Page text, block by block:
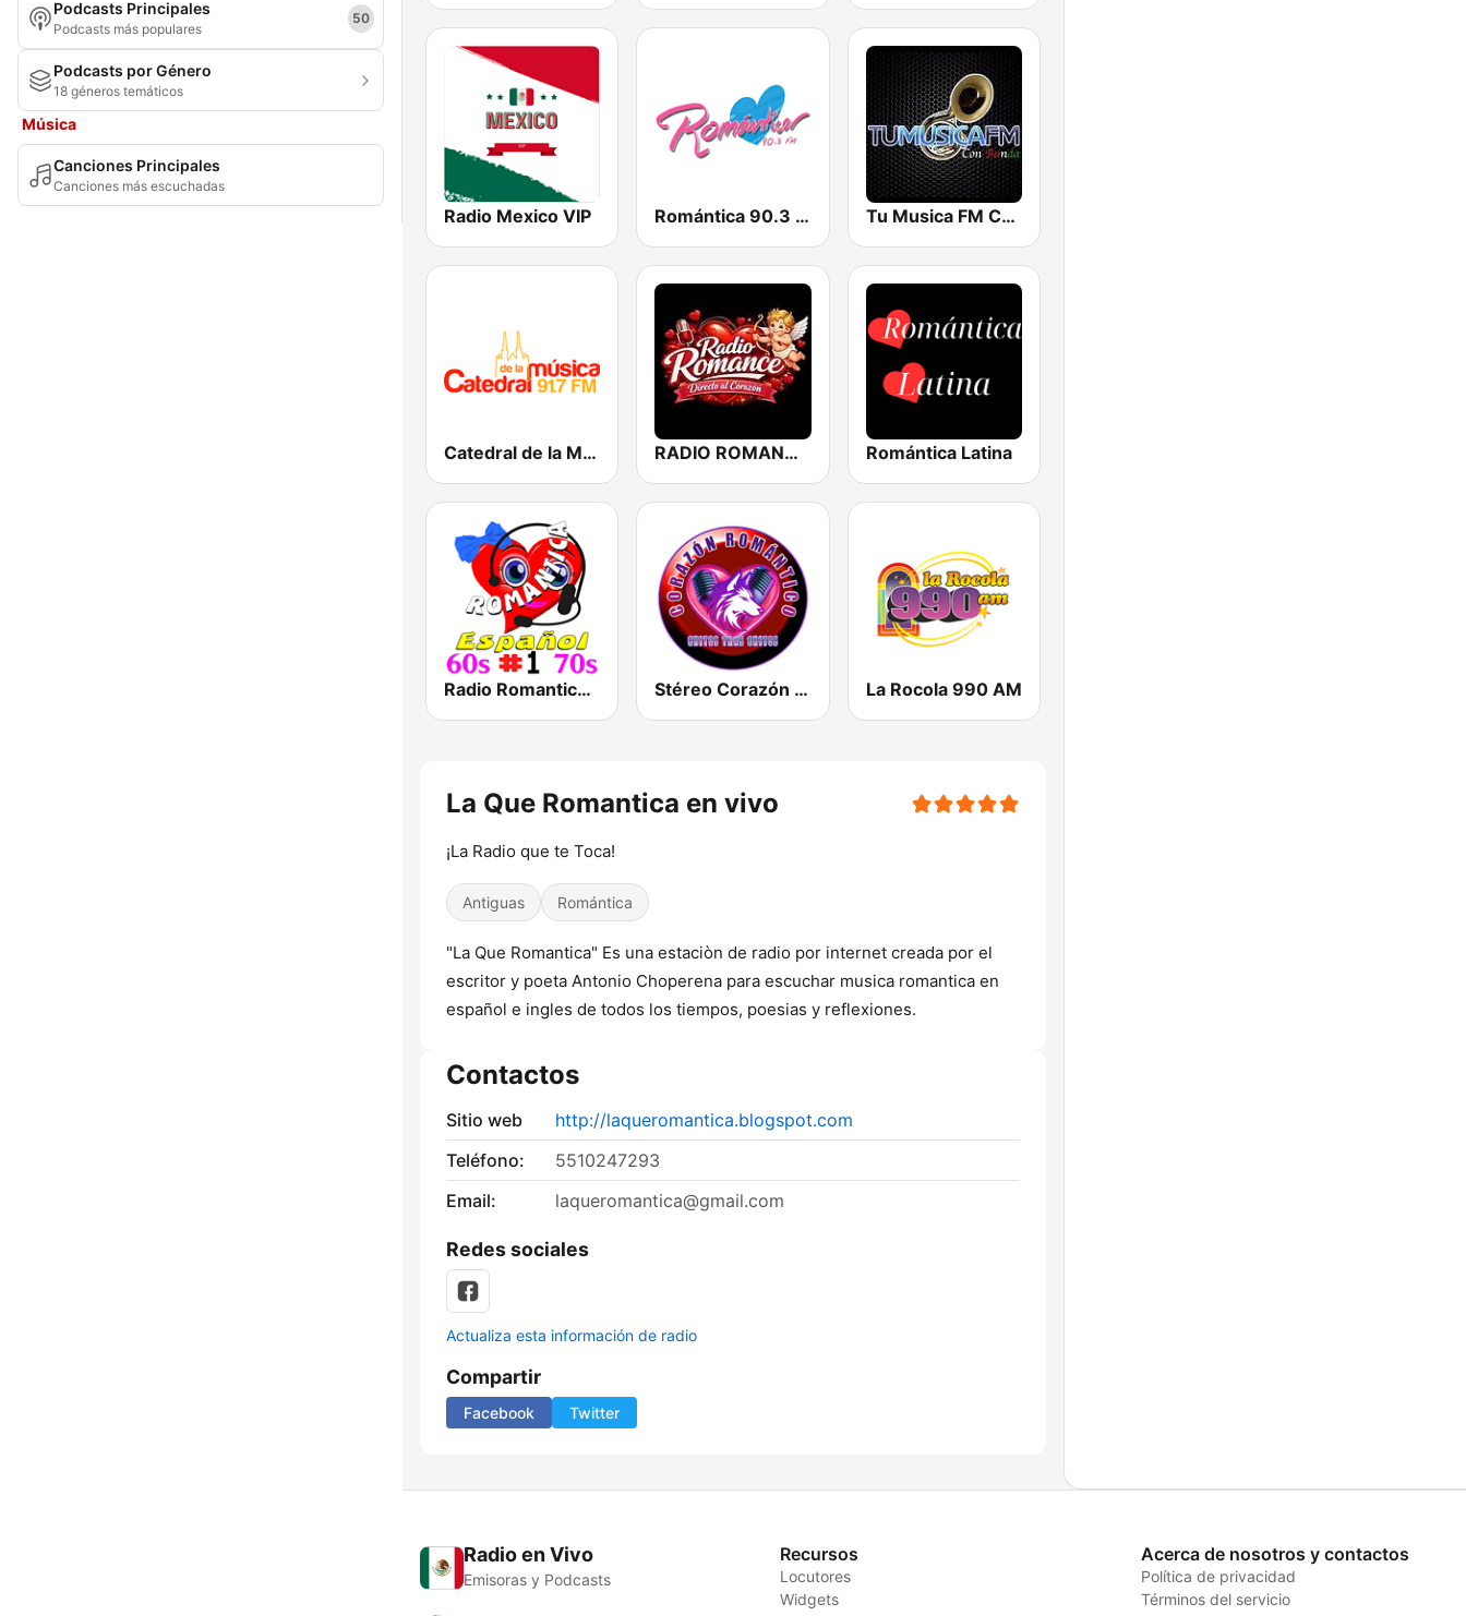
Podcasts Principales
Podcasts más populares
50
Podcasts por Género
18 géneros temáticos
Música
Canciones Principales
Canciones más escuchadas
Radio Mexico VIP Romántica 90.3 FM Tu Musica FM Con Banda
Catedral de la Música RADIO ROMANCE DIRECTO AL CORAZON Romántica Latina
Radio Romantica Español 1 Stéreo Corazón Romántico La Rocola 990 AM
La Que Romantica en vivo
¡La Radio que te Toca!
Antiguas Romántica
"La Que Romantica" Es una estaciòn de radio por internet creada por el
escritor y poeta Antonio Choperena para escuchar musica romantica en
español e ingles de todos los tiempos, poesias y reflexiones.
Contactos
Sitio web
http://laqueromantica.blogspot.com
Teléfono:
5510247293
Email:
laqueromantica@gmail.com
Redes sociales
Actualiza esta información de radio
Compartir
Facebook Twitter
Radio en Vivo
Emisoras y Podcasts
Recursos
Locutores
Widgets
Acerca de nosotros y contactos
Política de privacidad
Términos del servicio